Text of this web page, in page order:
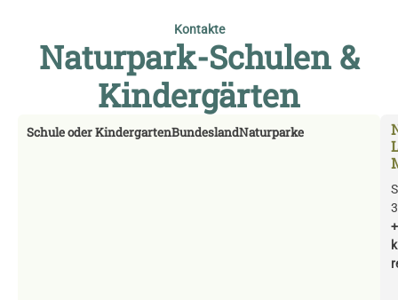
Kontakte
Naturpark-Schulen &
Kinder­gärten
Schule oder KindergartenBundeslandNaturparke